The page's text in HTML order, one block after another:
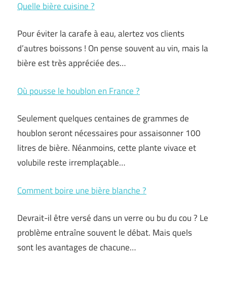
Quelle bière cuisine ?
Pour éviter la carafe à eau, alertez vos clients
d’autres boissons ! On pense souvent au vin, mais la
bière est très appréciée des…
Où pousse le houblon en France ?
Seulement quelques centaines de grammes de
houblon seront nécessaires pour assaisonner 100
litres de bière. Néanmoins, cette plante vivace et
volubile reste irremplaçable…
Comment boire une bière blanche ?
Devrait-il être versé dans un verre ou bu du cou ? Le
problème entraîne souvent le débat. Mais quels
sont les avantages de chacune…